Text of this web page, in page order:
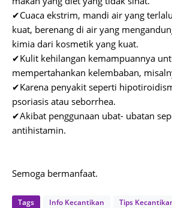
✔Cuaca ekstrim, mandi air yang
kuat, berenang di air yang
kimia dari kosmetik yang kuat.
✔Kulit kehilangan kemampuannya
mempertahankan kelembaban,
✔Karena penyakit seperti
psoriasis atau seborrhea.
✔Akibat penggunaan ubat- ubatan
antihistamin.
Semoga bermanfaat.
Tags Info Kecantikan Tips